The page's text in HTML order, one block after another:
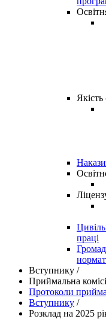
Якість
Накази
праці
Вступнику /
Приймальна
Протоколи
Вступнику /
Розклад на 2025